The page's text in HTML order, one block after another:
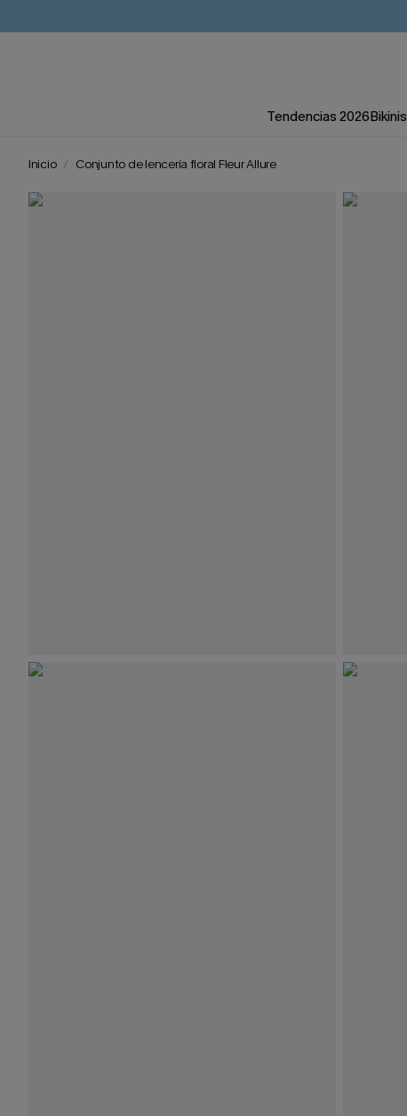
Tendencias 2026Bikinis
Inicio Conjunto de lencería floral Fleur Allure